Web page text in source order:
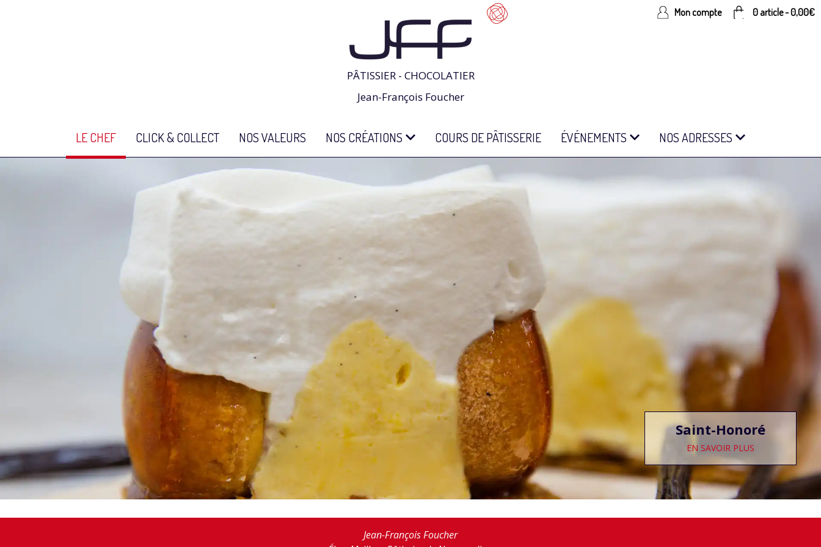
Mon compte 0 article-0,00€
PÂTISSIER - CHOCOLATIER
Jean-François Foucher
LE CHEF CLICK & COLLECT NOS VALEURS NOS CRÉATIONS COURS DE PÂTISSERIE ÉVÉNEMENTS NOS ADRESSES
Cheesecake aux agrumes
EN SAVOIR PLUS
Jean-François Foucher